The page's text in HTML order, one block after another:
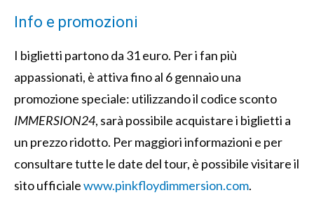
Info e promozioni
I biglietti partono da 31 euro. Per i fan più
appassionati, è attiva fino al 6 gennaio una
promozione speciale: utilizzando il codice sconto
IMMERSION24, sarà possibile acquistare i biglietti a
un prezzo ridotto. Per maggiori informazioni e per
consultare tutte le date del tour, è possibile visitare il
sito ufficialewww.pinkfloydimmersion.com.